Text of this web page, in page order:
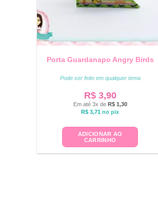
Porta Guardanapo Angry Birds
Pode ser feito em qualquer tema
R$3,90
Em até 3x de R$1,30
R$ 3,71 no pix
ADICIONAR AO
CARRINHO